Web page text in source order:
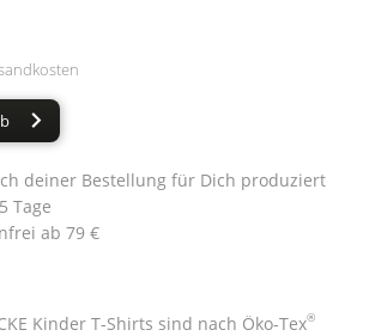
deiner Bestellung für Dich produziert
Tage
ab 79 €
Kinder T-Shirts sind nach Öko-Tex®